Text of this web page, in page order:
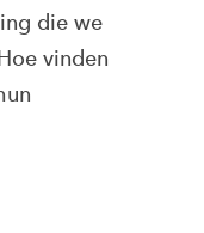
die we
vinden